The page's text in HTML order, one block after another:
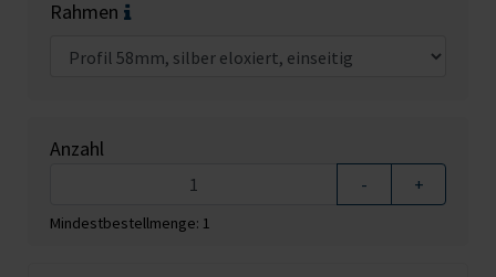
Rahmen
Anzahl
- +
Mindestbestellmenge: 1